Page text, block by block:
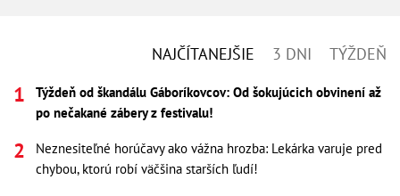
NAJČÍTANEJŠIE 3 DNI TÝŽDEŇ
Týždeň od škandálu Gáboríkovcov: Od šokujúcich obvinení až
po nečakané zábery z festivalu!
Neznesiteľné horúčavy ako vážna hrozba: Lekárka varuje pred
chybou, ktorú robí väčšina starších ľudí!